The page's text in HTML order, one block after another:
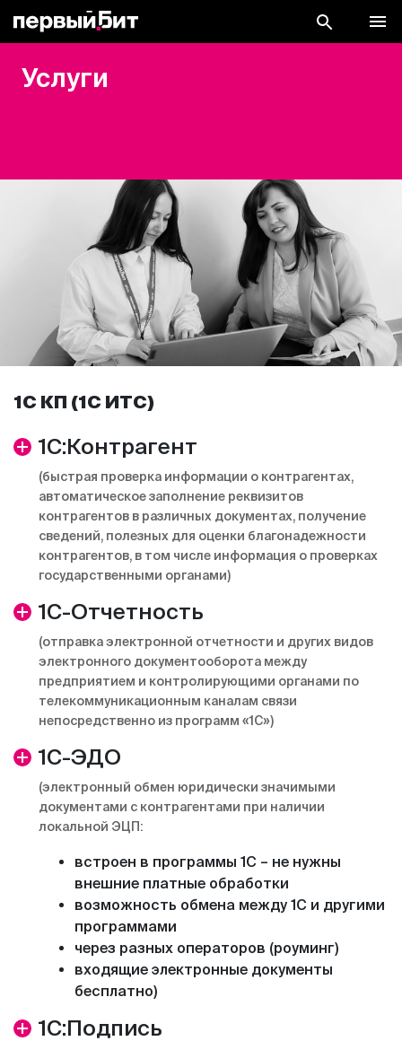
Услуги
1С КП (1С ИТС)
1С:Контрагент
(быстрая проверка информации о контрагентах,
автоматическое заполнение реквизитов
контрагентов в различных документах, получение
сведений, полезных для оценки благонадежности
контрагентов, в том числе информация о проверках
государственными органами)
1С-Отчетность
(отправка электронной отчетности и других видов
электронного документооборота между
предприятием и контролирующими органами по
телекоммуникационным каналам связи
непосредственно из программ «1С»)
1С-ЭДО
(электронный обмен юридически значимыми
документами с контрагентами при наличии
локальной ЭЦП:
встроен в программы 1С – не нужны
внешние платные обработки
возможность обмена между 1С и другими
программами
через разных операторов (роуминг)
входящие электронные документы
бесплатно)
1С:Подпись